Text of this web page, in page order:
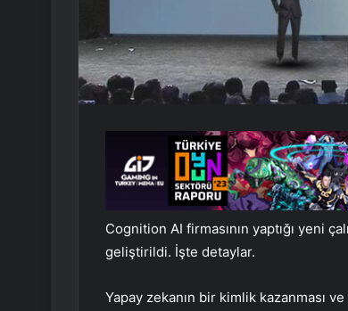
Cognition AI firmasının yaptığı yeni
geliştirildi. İşte detaylar.
Yapay zekanın bir kimlik kazanması